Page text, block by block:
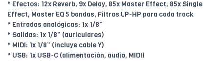
* Efectos: 12x Reverb, 9x Delay, 85x Master Effect, 85x Single
Effect, Master EQ 5 bandas, Filtros LP-HP para cada track
* Entradas analógicas: 1x 1/8”
* Salidas: 1x 1/8” (auriculares)
* MIDI: 1x 1/8” (incluye cable Y)
* USB: 1x USB-C (alimentación, audio, MIDI)